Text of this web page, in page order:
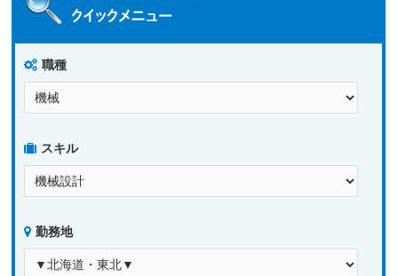
職種
スキル
勤務地